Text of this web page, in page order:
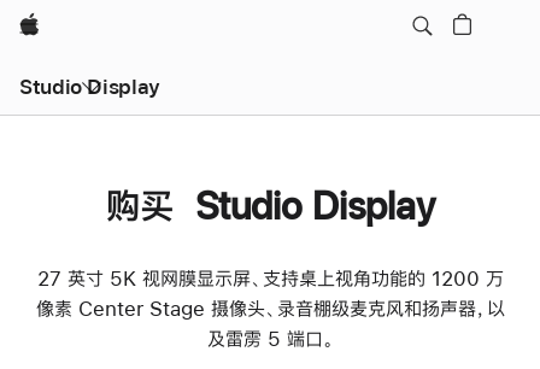
Apple
Studio Display
购买 Studio Display
27 英寸 5K 视网膜显示屏、支持桌上视角功能的 1200 万
像素 Center Stage 摄像头、录音棚级麦克风和扬声器，以
及雷雳 5 端口。